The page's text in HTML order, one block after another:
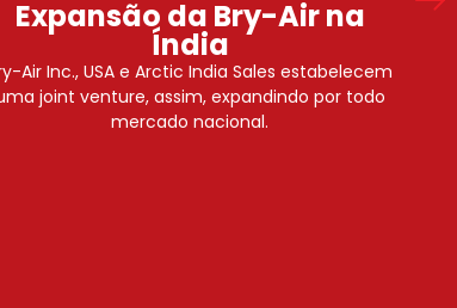
Matriz Bry-Air na índia
Começa a construção da planta Bry-Air (Índia).